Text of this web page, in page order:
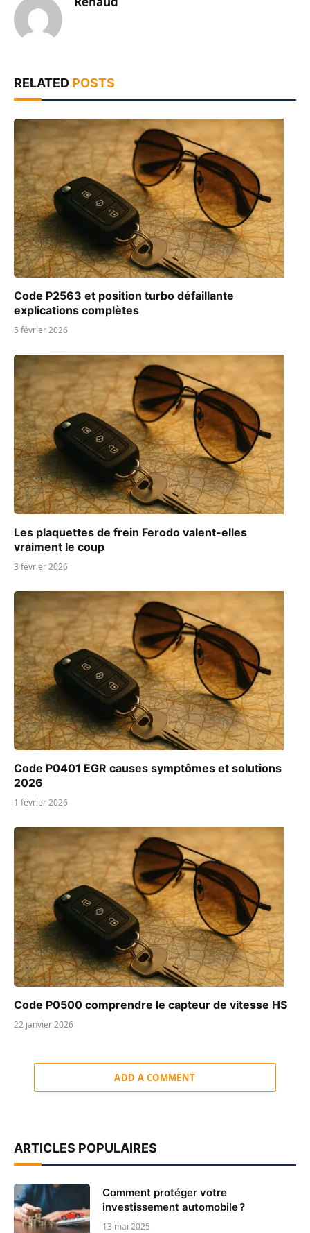
RELATED POSTS
Code P2563 et position turbo défaillante
explications complètes
5 février 2026
Les plaquettes de frein Ferodo valent-elles
vraiment le coup
3 février 2026
Code P0401 EGR causes symptômes et solutions
2026
1 février 2026
Code P0500 comprendre le capteur de vitesse HS
22 janvier 2026
ADD A COMMENT
ARTICLES POPULAIRES
Comment protéger votre
investissement automobile ?
13 mai 2025